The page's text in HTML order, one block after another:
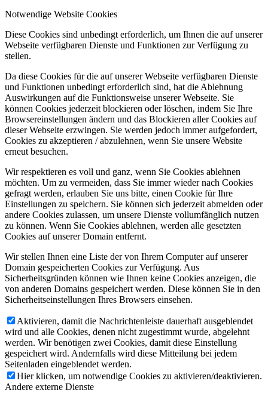
Notwendige Website Cookies
Diese Cookies sind unbedingt erforderlich, um Ihnen die auf unserer
Webseite verfügbaren Dienste und Funktionen zur Verfügung zu
stellen.
Da diese Cookies für die auf unserer Webseite verfügbaren Dienste
und Funktionen unbedingt erforderlich sind, hat die Ablehnung
Auswirkungen auf die Funktionsweise unserer Webseite. Sie
können Cookies jederzeit blockieren oder löschen, indem Sie Ihre
Browsereinstellungen ändern und das Blockieren aller Cookies auf
dieser Webseite erzwingen. Sie werden jedoch immer aufgefordert,
Cookies zu akzeptieren / abzulehnen, wenn Sie unsere Website
erneut besuchen.
Wir respektieren es voll und ganz, wenn Sie Cookies ablehnen
möchten. Um zu vermeiden, dass Sie immer wieder nach Cookies
gefragt werden, erlauben Sie uns bitte, einen Cookie für Ihre
Einstellungen zu speichern. Sie können sich jederzeit abmelden oder
andere Cookies zulassen, um unsere Dienste vollumfänglich nutzen
zu können. Wenn Sie Cookies ablehnen, werden alle gesetzten
Cookies auf unserer Domain entfernt.
Wir stellen Ihnen eine Liste der von Ihrem Computer auf unserer
Domain gespeicherten Cookies zur Verfügung. Aus
Sicherheitsgründen können wie Ihnen keine Cookies anzeigen, die
von anderen Domains gespeichert werden. Diese können Sie in den
Sicherheitseinstellungen Ihres Browsers einsehen.
Aktivieren, damit die Nachrichtenleiste dauerhaft ausgeblendet
wird und alle Cookies, denen nicht zugestimmt wurde, abgelehnt
werden. Wir benötigen zwei Cookies, damit diese Einstellung
gespeichert wird. Andernfalls wird diese Mitteilung bei jedem
Seitenladen eingeblendet werden.
Hier klicken, um notwendige Cookies zu aktivieren/deaktivieren.
Andere externe Dienste